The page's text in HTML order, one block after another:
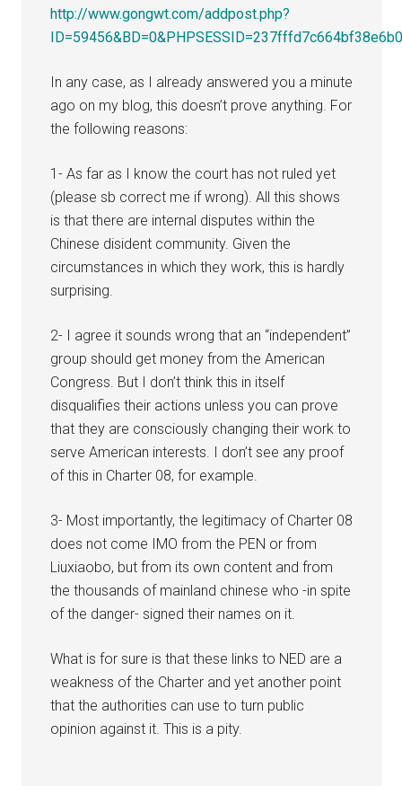
http://www.gongwt.com/addpost.php?
In any case, as I already answered you a minute
ago on my blog, this doesn’t prove anything. For
the following reasons:
1- As far as I know the court has not ruled yet
(please sb correct me if wrong). All this shows
is that there are internal disputes within the
Chinese disident community. Given the
circumstances in which they work, this is hardly
surprising.
2- I agree it sounds wrong that an “independent”
group should get money from the American
Congress. But I don’t think this in itself
disqualifies their actions unless you can prove
that they are consciously changing their work to
serve American interests. I don’t see any proof
of this in Charter 08, for example.
3- Most importantly, the legitimacy of Charter 08
does not come IMO from the PEN or from
Liuxiaobo, but from its own content and from
the thousands of mainland chinese who -in spite
of the danger- signed their names on it.
What is for sure is that these links to NED are a
weakness of the Charter and yet another point
that the authorities can use to turn public
opinion against it. This is a pity.